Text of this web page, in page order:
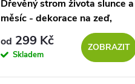
Dřevěný strom života slunce a
měsíc - dekorace na zeď,
TŘEŠEŇ
od 299 Kč
Skladem
ZOBRAZIT